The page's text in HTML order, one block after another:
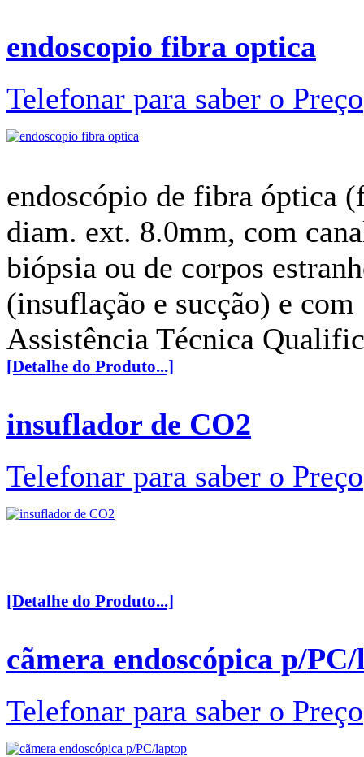
endoscopio fibra optica
Telefonar para saber o Preço
endoscópio de fibra óptica
diam. ext. 8.0mm, com
biópsia ou de corpos
(insuflação e sucção) e
Assistência Técnica
[Detalhe do Produto...]
insuflador de CO2
Telefonar para saber o Preço
[Detalhe do Produto...]
cãmera endoscópica p/
Telefonar para saber o Preço